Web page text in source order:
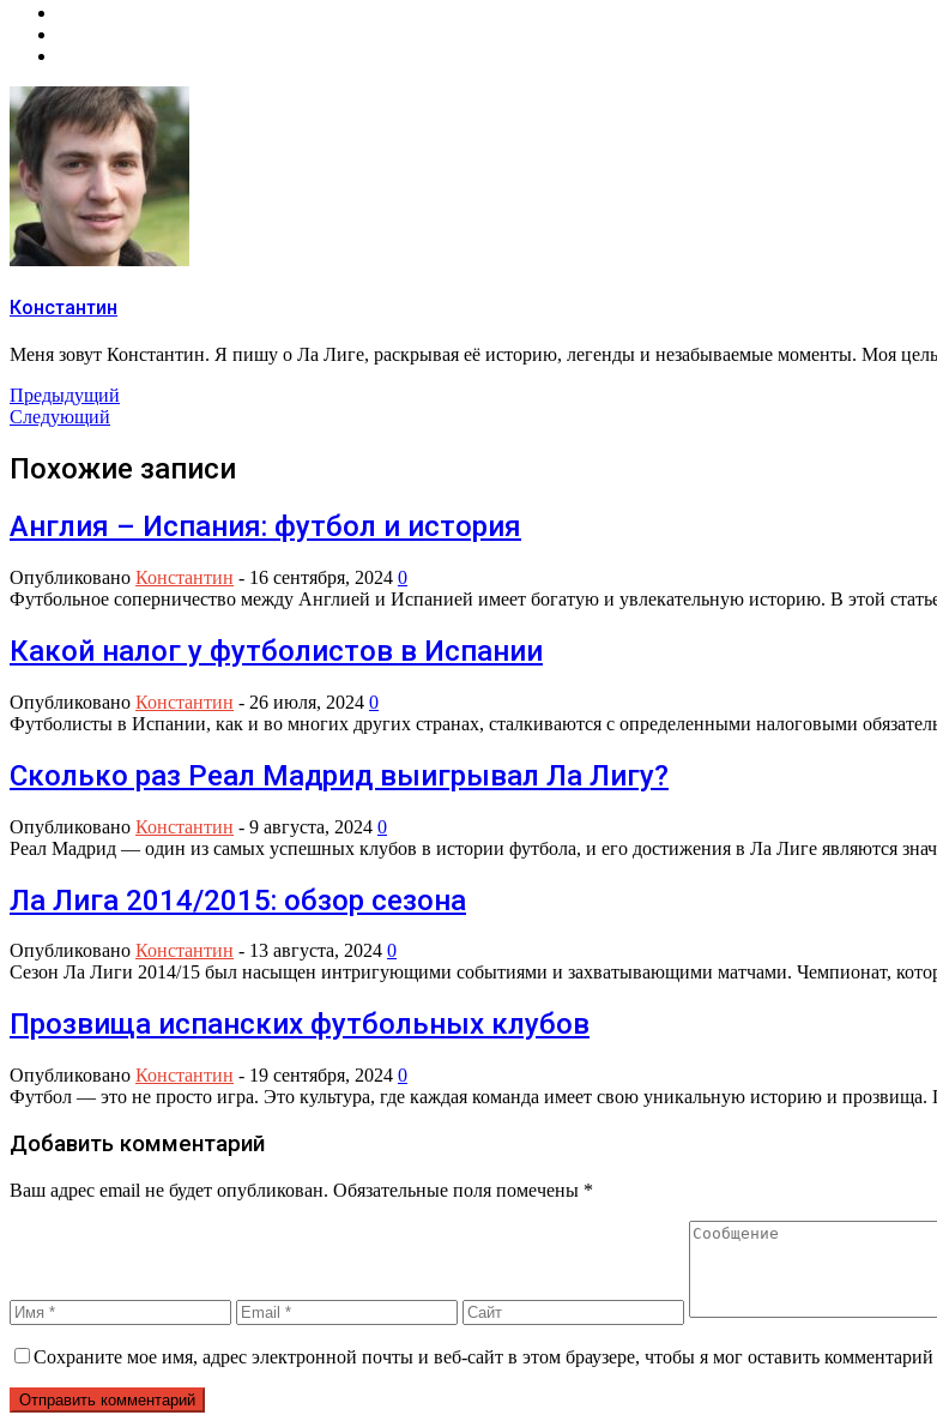
Константин
Меня зовут Константин. Я пишу о Ла Лиге, раскрывая её историю, легенды и незабываемые моменты. Моя
Предыдущий
Следующий
Похожие записи
Англия – Испания: футбол и история
Опубликовано Константин - 16 сентября, 2024 0
Футбольное соперничество между Англией и Испанией имеет богатую и увлекательную историю. В этой
Какой налог у футболистов в Испании
Опубликовано Константин - 26 июля, 2024 0
Футболисты в Испании, как и во многих других странах, сталкиваются с определенными налоговыми
Сколько раз Реал Мадрид выигрывал Ла Лигу?
Опубликовано Константин - 9 августа, 2024 0
Реал Мадрид — один из самых успешных клубов в истории футбола, и его достижения в Ла Лиге являются
Ла Лига 2014/2015: обзор сезона
Опубликовано Константин - 13 августа, 2024 0
Сезон Ла Лиги 2014/15 был насыщен интригующими событиями и захватывающими матчами. Чемпионат,
Прозвища испанских футбольных клубов
Опубликовано Константин - 19 сентября, 2024 0
Футбол — это не просто игра. Это культура, где каждая команда имеет свою уникальную историю и
Добавить комментарий
Ваш адрес email не будет опубликован. Обязательные поля помечены *
Сохраните мое имя, адрес электронной почты и веб-сайт в этом браузере, чтобы я мог оставить